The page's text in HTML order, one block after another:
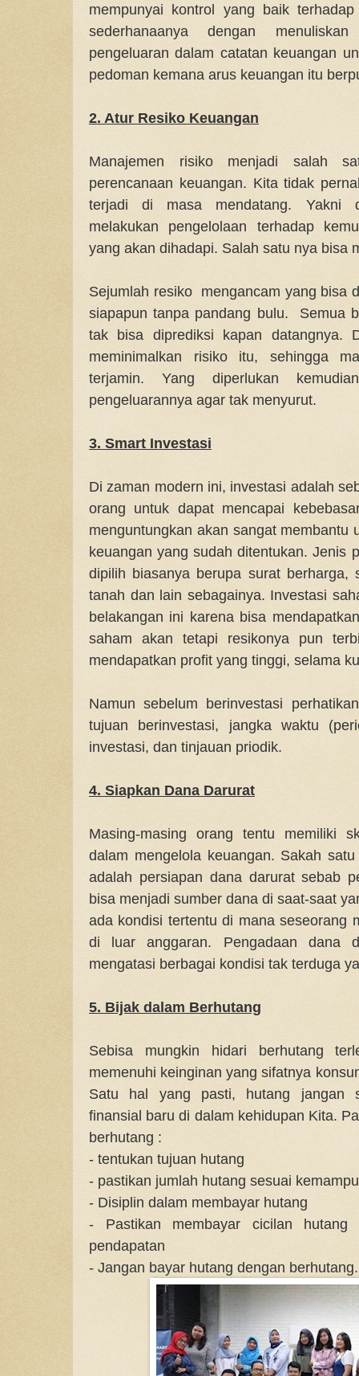
mempunyai kontrol yang baik
sederhanaanya dengan
pengeluaran dalam catatan keuangan
pedoman kemana arus keuangan itu
2. Atur Resiko Keuangan
Manajemen risiko menjadi salah
perencanaan keuangan. Kita tidak
terjadi di masa mendatang. Yakni
melakukan pengelolaan terhadap
yang akan dihadapi. Salah satu nya bisa
Sejumlah resiko mengancam yang bisa
siapapun tanpa pandang bulu. Semua
tak bisa diprediksi kapan datangnya.
meminimalkan risiko itu, sehingga
terjamin. Yang diperlukan
pengeluarannya agar tak menyurut.
3. Smart Investasi
Di zaman modern ini, investasi adalah
orang untuk dapat mencapai
menguntungkan akan sangat membantu
keuangan yang sudah ditentukan. Jenis
dipilih biasanya berupa surat berharga,
tanah dan lain sebagainya. Investasi
belakangan ini karena bisa
saham akan tetapi resikonya pun
mendapatkan profit yang tinggi, selama
Namun sebelum berinvestasi
tujuan berinvestasi, jangka waktu
investasi, dan tinjauan priodik.
4. Siapkan Dana Darurat
Masing-masing orang tentu memiliki
dalam mengelola keuangan. Sakah
adalah persiapan dana darurat sebab
bisa menjadi sumber dana di saat-saat
ada kondisi tertentu di mana seseorang
di luar anggaran. Pengadaan dana
mengatasi berbagai kondisi tak terduga
5. Bijak dalam Berhutang
Sebisa mungkin hidari berhutang
memenuhi keinginan yang sifatnya
Satu hal yang pasti, hutang jangan
finansial baru di dalam kehidupan Kita.
berhutang :
- tentukan tujuan hutang
- pastikan jumlah hutang sesuai
- Disiplin dalam membayar hutang
- Pastikan membayar cicilan
pendapatan
- Jangan bayar hutang dengan berhutang.